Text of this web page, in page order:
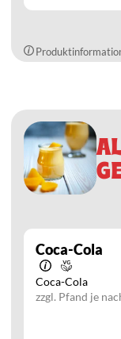
Coca-Cola
Coca-Cola
zzgl. Pfand je